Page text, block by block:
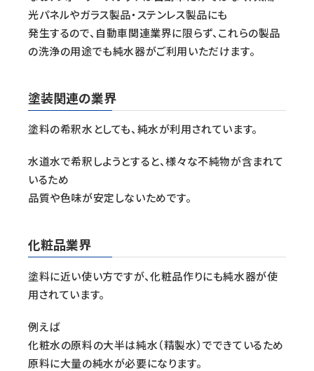
光パネルやガラス製品・ステンレス製品にも
発生するので、自動車関連業界に限らず、これらの製品
の洗浄の用途でも純水器がご利用いただけます。
塗装関連の業界
塗料の希釈水としても、純水が利用されています。
水道水で希釈しようとすると、様々な不純物が含まれて
いるため
品質や色味が安定しないためです。
化粧品業界
塗料に近い使い方ですが、化粧品作りにも純水器が使
用されています。
例えば
化粧水の原料の大半は純水（精製水）でできているため
原料に大量の純水が必要になります。